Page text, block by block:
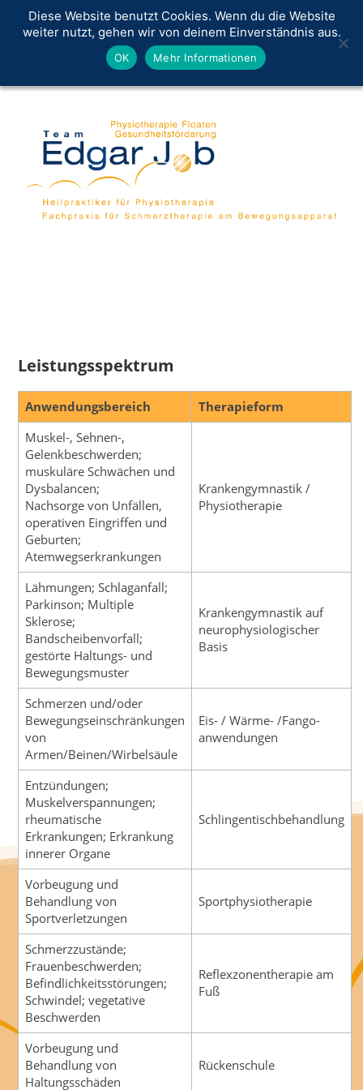
Leistungsspektrum
Anwendungsbereich
Therapieform
Muskel-, Sehnen-,
Gelenkbeschwerden;
muskuläre Schwächen und
Dysbalancen;
Nachsorge von Unfällen,
operativen Eingriffen und
Geburten;
Atemwegserkrankungen
Krankengymnastik /
Physiotherapie
Lähmungen; Schlaganfall;
Parkinson; Multiple
Sklerose;
Bandscheibenvorfall;
gestörte Haltungs- und
Bewegungsmuster
Krankengymnastik auf
neurophysiologischer
Basis
Schmerzen und/oder
Bewegungseinschränkungen
von
Armen/Beinen/Wirbelsäule
Eis- / Wärme- /Fango-
anwendungen
Entzündungen;
Muskelverspannungen;
rheumatische
Erkrankungen; Erkrankung
innerer Organe
Schlingentischbehandlung
Vorbeugung und
Behandlung von
Sportverletzungen
Sportphysiotherapie
Schmerzzustände;
Frauenbeschwerden;
Befindlichkeitsstörungen;
Schwindel; vegetative
Beschwerden
Reflexzonentherapie am
Fuß
Vorbeugung und
Behandlung von
Haltungsschäden
Rückenschule
Diese Website benutzt Cookies. Wenn du die Website
weiter nutzt, gehen wir von deinem Einverständnis aus.
OK Mehr Informationen